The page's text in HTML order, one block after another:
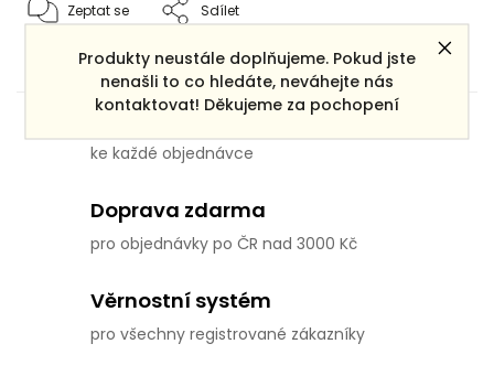
Produkty neustále doplňujeme. Pokud jste
nenašli to co hledáte, neváhejte nás
kontaktovat! Děkujeme za pochopení
Zeptat se Sdílet
Dárek zdarma
ke každé objednávce
Doprava zdarma
pro objednávky po ČR nad 3000 Kč
Věrnostní systém
pro všechny registrované zákazníky